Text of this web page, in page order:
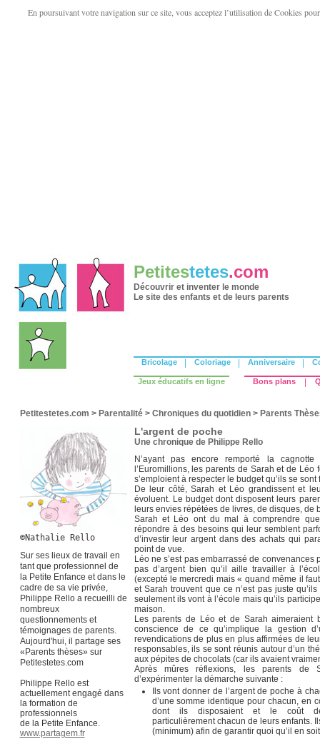
En poursuivant votre navigation sur ce site, vous acceptez l’utilisation de Cookies
Petitestetes.com
Découvrir et inventer le monde
Le site des enfants et de leurs parents
Bricolage Coloriage Anniversaire
Jeux éducatifs en ligne Bons plans
Petitestetes.com > Parentalité > Chroniques du quotidien > Parents
©Nathalie Rello
Sur ses lieux de travail en
tant que professionnel de
la Petite Enfance et dans le
cadre de sa vie privée,
Philippe Rello a recueilli de
nombreux
questionnements et
témoignages de parents.
Aujourd'hui, il partage ses
«Parents thèses» sur
Petitestetes.com
Philippe Rello est
actuellement engagé dans
la formation de
professionnels
de la Petite Enfance.
www.partagem.fr
L'argent de poche
Une chronique de Philippe Rello
N’ayant pas encore remporté la
l’Euromillions, les parents de Sarah et de
s’emploient à respecter le budget qu’ils se
De leur côté, Sarah et Léo grandissent et
évoluent. Le budget dont disposent leurs
leurs envies répétées de livres, de disques, de
Sarah et Léo ont du mal à comprendre
répondre à des besoins qui leur semblent
d’investir leur argent dans des achats qui
point de vue.
Léo ne s’est pas embarrassé de convenances
pas d’argent bien qu’il aille travailler à
(excepté le mercredi mais « quand même il
et Sarah trouvent que ce n’est pas juste
seulement ils vont à l’école mais qu’ils
maison.
Les parents de Léo et de Sarah aimeraient
conscience de ce qu’implique la gestion
revendications de plus en plus affirmées de
responsables, ils se sont réunis autour d’un
aux pépites de chocolats (car ils avaient
Après mûres réflexions, les parents
d’expérimenter la démarche suivante :
Ils vont donner de l’argent de poche à
d’une somme identique pour chacun, en
dont ils disposaient et le coût des
particulièrement chacun de leurs enfants.
(minimum) afin de garantir quoi qu’il en